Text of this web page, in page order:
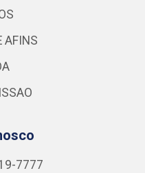
AFINS
7777